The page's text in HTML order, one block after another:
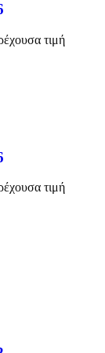
τιμή
τιμή